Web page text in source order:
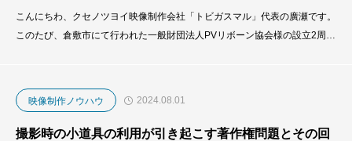
こんにちわ、クセノツヨイ映像制作会社「トビガスマル」代表の廣瀬です。
このたび、倉敷市にて行われた一般財団法人PVリボーン協会様の設立2周年
との多い太陽光発電パネルを、再生・再利用によって循環型資源として活か
すという取り組みです。
映像制作ノウハウ 2024.08.01
撮影時の小道具の利用が引き起こす著作権問題とその回